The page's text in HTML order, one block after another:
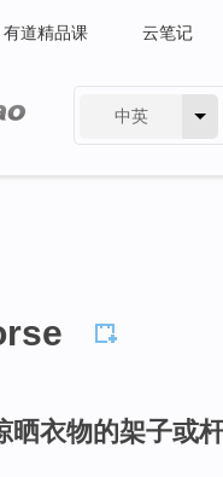
有道精品课 云笔记
中英
晒衣物的架子或